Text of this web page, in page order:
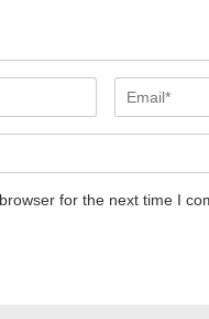
for the next time I